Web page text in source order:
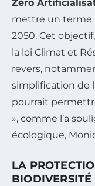
Zéro
mettre un terme
2050. Cet
la loi Climat et
revers,
simplification de
pourrait
», comme l’a
écologique,
LA
BIODIVERSITÉ